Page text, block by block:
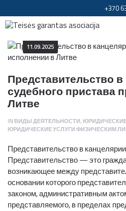
+370
11.09.2025
Представительство
судебного пристава
Литве
IN ВИДЫ ДЕЯТЕЛЬНОСТИ,
ЮРИДИЧЕСКИЕ УСЛУГИ ФИЗИЧЕСКИМ
Представительство в
Представительство — это
возникающее между
основании которого
законом, административным
представляемого, в пределах